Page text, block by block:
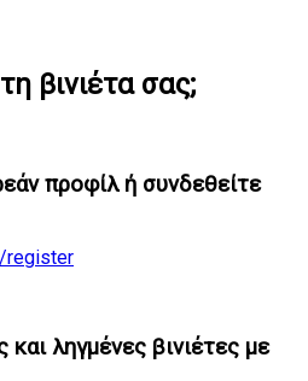
βινιέτα σας;
προφίλ ή συνδεθείτε
register
ληγμένες βινιέτες με